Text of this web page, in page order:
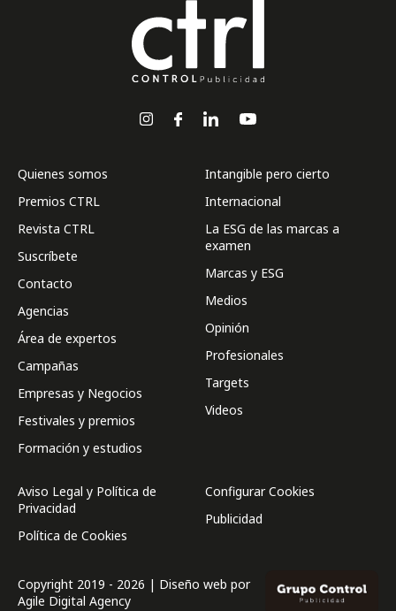
Quienes somos
Premios CTRL
Revista CTRL
Suscríbete
Contacto
Agencias
Área de expertos
Campañas
Empresas y Negocios
Festivales y premios
Formación y estudios
Intangible pero cierto
Internacional
La ESG de las marcas a
examen
Marcas y ESG
Medios
Opinión
Profesionales
Targets
Videos
Aviso Legal y Política de
Privacidad
Política de Cookies
Configurar Cookies
Publicidad
Copyright 2019 - 2026 | Diseño web por
Agile Digital Agency